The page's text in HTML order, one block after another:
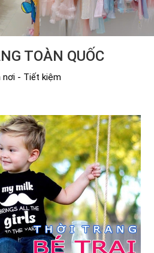
TOÀN QUỐC
nơi - Tiết kiệm